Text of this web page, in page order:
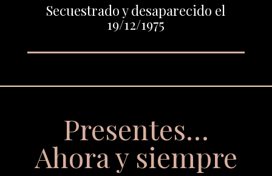
Secuestrado y desaparecido el
19/12/1975
Presentes…
Ahora y siempre